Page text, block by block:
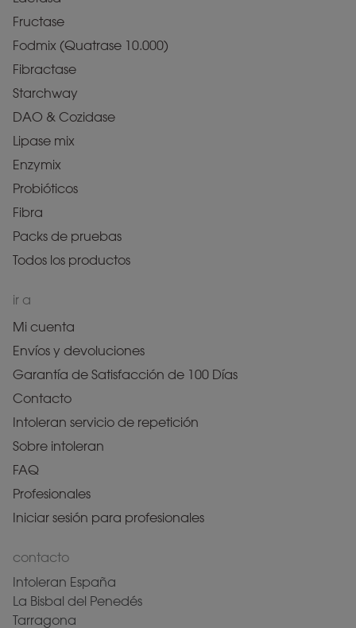
Fructase
Fodmix (Quatrase 10.000)
Fibractase
Starchway
DAO & Cozidase
Lipase mix
Enzymix
Probióticos
Fibra
Packs de pruebas
Todos los productos
ir a
Mi cuenta
Envíos y devoluciones
Garantía de Satisfacción de 100 Días
Contacto
Intoleran servicio de repetición
Sobre intoleran
FAQ
Profesionales
Iniciar sesión para profesionales
contacto
Intoleran España
La Bisbal del Penedés
Tarragona